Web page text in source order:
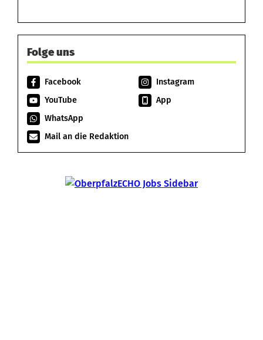
Folge uns
Facebook
Instagram
YouTube
App
WhatsApp
Mail an die Redaktion